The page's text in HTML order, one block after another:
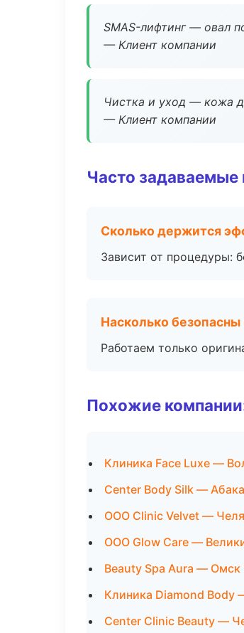
SMAS-лифтинг — овал
— Клиент компании
Чистка и уход — кожа
— Клиент компании
Часто задаваемые
Сколько держится
Зависит от процедуры:
Насколько
Работаем только
Похожие
Клиника Face Luxe —
Center Body Silk —
ООО Clinic Velvet —
ООО Glow Care —
Beauty Spa Aura — Омск
Клиника Diamond Body
Center Clinic Beauty —